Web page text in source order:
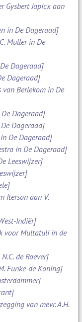
Gysbert Japicx aan
in De Dageraad]
Muller in De
Dageraad]
Dageraad]
Berlekom in De
Dageraad]
Dageraad]
De Dageraad]
in De Dageraad]
Leeswijzer]
Iterson aan V.
Indiër]
voor Multatuli in de
de Roever]
Funke-de Koning]
van mevr. A.H.